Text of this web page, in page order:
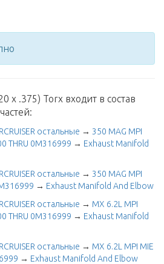
x .375) Torx входит в состав
остальные → 350 MAG MPI
THRU 0M316999 → Exhaust Manifold
остальные → 350 MAG MPI
→ Exhaust Manifold And Elbow
остальные → MX 6.2L MPI
THRU 0M316999 → Exhaust Manifold
остальные → MX 6.2L MPI MIE
→ Exhaust Manifold And Elbow